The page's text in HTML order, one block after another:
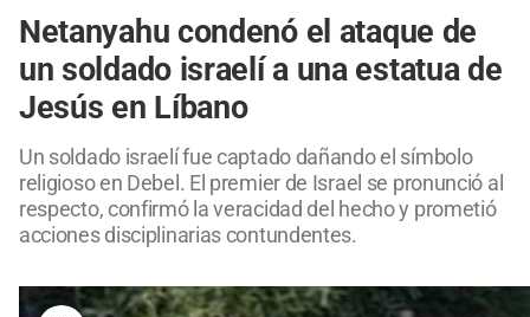
Netanyahu condenó el ataque de
un soldado israelí a una estatua de
Jesús en Líbano
Un soldado israelí fue captado dañando el símbolo
religioso en Debel. El premier de Israel se pronunció al
respecto, confirmó la veracidad del hecho y prometió
acciones disciplinarias contundentes.